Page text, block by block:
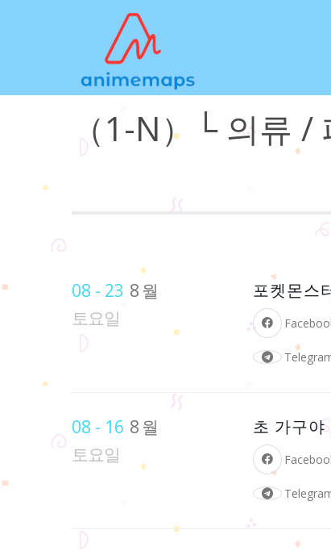
（1-N）└ 의류 /
08 - 23 8월
토요일
포켓몬스
08 - 16 8월
토요일
초 가구야